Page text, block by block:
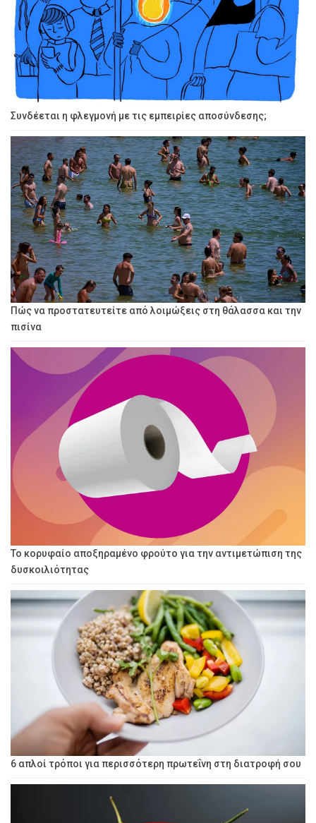
Συνδέεται η φλεγμονή με τις εμπειρίες αποσύνδεσης;
Πώς να προστατευτείτε από λοιμώξεις στη θάλασσα και την
πισίνα
Το κορυφαίο αποξηραμένο φρούτο για την αντιμετώπιση της
δυσκοιλιότητας
6 απλοί τρόποι για περισσότερη πρωτεΐνη στη διατροφή σου